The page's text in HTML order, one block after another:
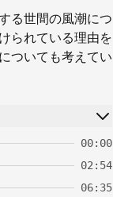
る世間の風潮につ
られている理由を
ついても考えてい
00:00
02:54
06:35